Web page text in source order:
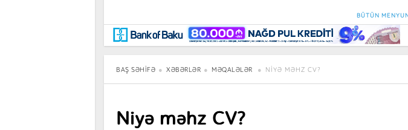
Maraqlı
BancoTV
Müsahibə
Sığorta kalkulyatoru
BÜTÜN
BAŞ SƏHIFƏ XƏBƏRLƏR MƏQALƏLƏR NIYƏ MƏHZ CV?
Niyə məhz CV?